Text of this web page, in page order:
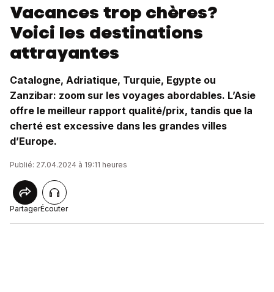
Vacances trop chères?
Voici les destinations
attrayantes
Catalogne, Adriatique, Turquie, Egypte ou
Zanzibar: zoom sur les voyages abordables. L’Asie
offre le meilleur rapport qualité/prix, tandis que la
cherté est excessive dans les grandes villes
d’Europe.
Publié: 27.04.2024 à 19:11 heures
PartagerÉcouter